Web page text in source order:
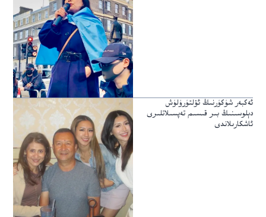
ئەكبەر شۈكۈرنىڭ ئۆلتۈرۈلۈش
دېلوسىنىڭ بىر قىسىم تەپسىلاتلىرى
ئاشكارىلاندى